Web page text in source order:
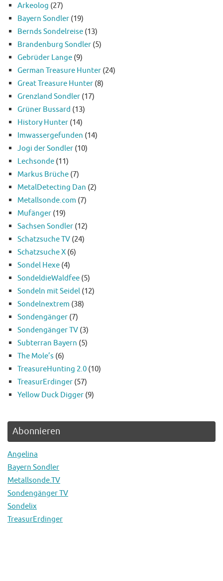
Arkeolog (27)
Bayern Sondler (19)
Bernds Sondelreise (13)
Brandenburg Sondler (5)
Gebrüder Lange (9)
German Treasure Hunter (24)
Great Treasure Hunter (8)
Grenzland Sondler (17)
Grüner Bussard (13)
History Hunter (14)
Imwassergefunden (14)
Jogi der Sondler (10)
Lechsonde (11)
Markus Brüche (7)
MetalDetecting Dan (2)
Metallsonde.com (7)
Mufänger (19)
Sachsen Sondler (12)
Schatzsuche TV (24)
Schatzsuche X (6)
Sondel Hexe (4)
SondeldieWaldfee (5)
Sondeln mit Seidel (12)
Sondelnextrem (38)
Sondengänger (7)
Sondengänger TV (3)
Subterran Bayern (5)
The Mole’s (6)
TreasureHunting 2.0 (10)
TreasurErdinger (57)
Yellow Duck Digger (9)
Abonnieren
Angelina
Bayern Sondler
Metallsonde.TV
Sondengänger TV
Sondelix
TreasurErdinger